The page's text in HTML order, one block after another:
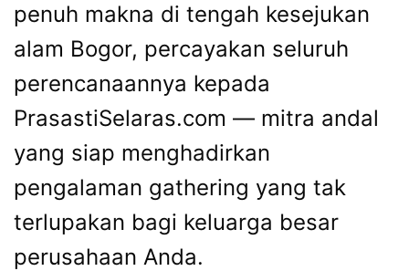
penuh makna di tengah kesejukan
alam Bogor, percayakan seluruh
perencanaannya kepada
PrasastiSelaras.com — mitra andal
yang siap menghadirkan
pengalaman gathering yang tak
terlupakan bagi keluarga besar
perusahaan Anda.